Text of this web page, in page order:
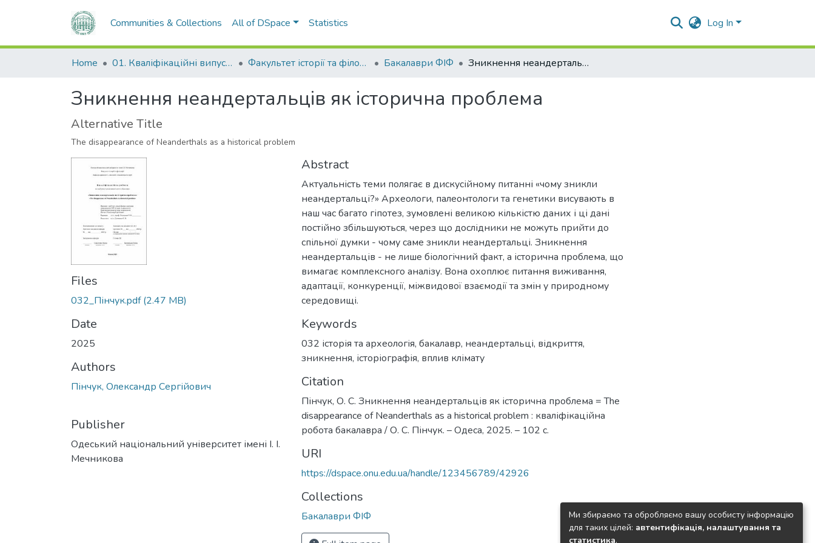
Communities & Collections All of DSpace Statistics Log In
Home 01. Кваліфікаційні випускні роботи здобувачів вищої освіти Факультет історії та філософії Бакалаври ФІФ Зникнення неандертальців як історична проблема
Зникнення неандертальців як історична проблема
Alternative Title
The disappearance of Neanderthals as a historical problem
Files
032_Пінчук.pdf(2.47 MB)
Date
2025
Authors
Пінчук, Олександр Сергійович
Publisher
Одеський національний університет імені І. І.
Мечникова
Abstract
Актуальність теми полягає в дискусійному питанні «чому зникли
неандертальці?» Археологи, палеонтологи та генетики висувають в
наш час багато гіпотез, зумовлені великою кількістю даних і ці дані
постійно збільшуються, через що дослідники не можуть прийти до
спільної думки - чому саме зникли неандертальці. Зникнення
неандертальців - не лише біологічний факт, а історична проблема, що
вимагає комплексного аналізу. Вона охоплює питання виживання,
адаптації, конкуренції, міжвидової взаємодії та змін у природному
середовищі.
Keywords
032 історія та археологія, бакалавр, неандертальці, відкриття,
зникнення, історіографія, вплив клімату
Citation
Пінчук, О. С. Зникнення неандертальців як історична проблема = The
disappearance of Neanderthals as a historical problem : кваліфікаційна
робота бакалавра / О. С. Пінчук. – Одеса, 2025. – 102 с.
URI
https://dspace.onu.edu.ua/handle/123456789/42926
Collections
Бакалаври ФІФ
Ми збираємо та обробляємо вашу особисту інформацію
для таких цілей: автентифікація, налаштування та
статистика.